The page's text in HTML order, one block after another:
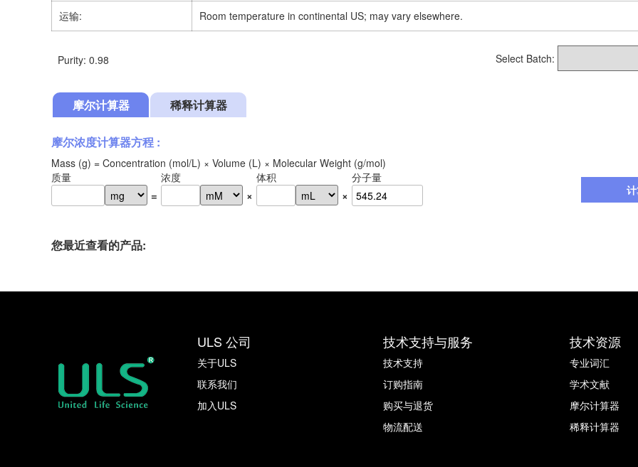
运输: Room temperature in continental US; may vary elsewhere.
Select Batch:
Purity: 0.98
摩尔计算器 稀释计算器
摩尔浓度计算器方程 :
Mass (g) = Concentration (mol/L) × Volume (L) × Molecular Weight (g/mol)
质量 浓度 体积 分子量
= × ×
您最近查看的产品:
ULS 公司
关于ULS
联系我们
加入ULS
技术支持与服务
技术支持
订购指南
购买与退货
物流配送
技术资源
专业词汇
学术文献
摩尔计算器
稀释计算器